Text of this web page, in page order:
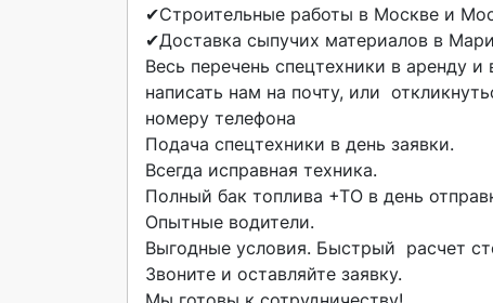
✔Строительные работы в Москве и
✔Доставка сыпучих материалов в
Весь перечень спецтехники в аренду
написать нам на почту, или
номеру телефона
Подача спецтехники в день заявки.
Всегда исправная техника.
Полный бак топлива +ТО в день
Опытные водители.
Выгодные условия. Быстрый  расчет
Звоните и оставляйте заявку.